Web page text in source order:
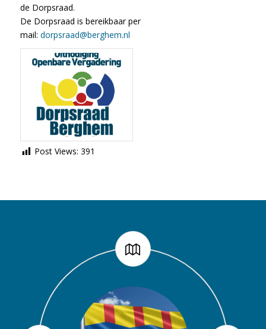
de Dorpsraad.
De Dorpsraad is bereikbaar per
mail: dorpsraad@berghem.nl
Post Views: 391